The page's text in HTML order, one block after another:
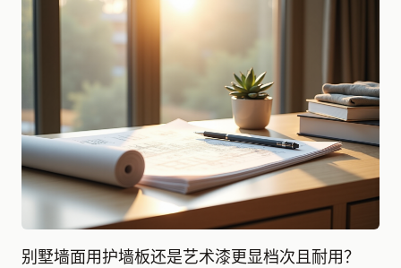
别墅墙面用护墙板还是艺术漆更显档次且耐用？